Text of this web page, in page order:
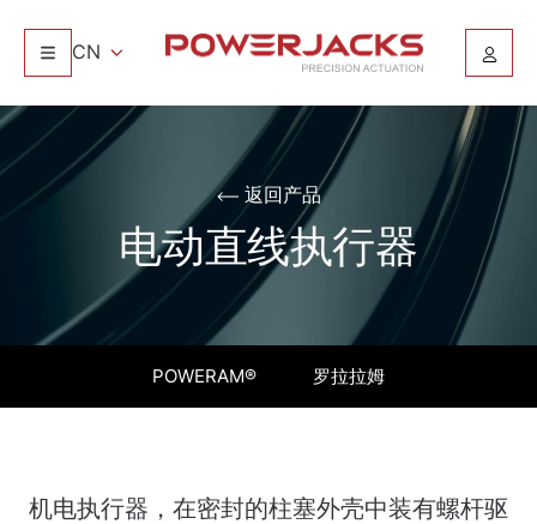
CN
返回产品
电动直线执行器
POWERAM® 罗拉拉姆
机电执行器，在密封的柱塞外壳中装有螺杆驱